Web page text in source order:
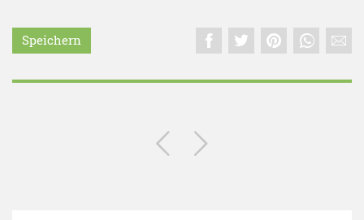
Speichern